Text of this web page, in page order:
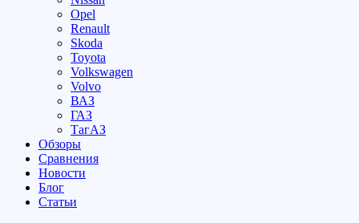
Opel
Renault
Skoda
Toyota
Volkswagen
Volvo
ВАЗ
ГАЗ
ТагАЗ
Обзоры
Сравнения
Новости
Блог
Статьи